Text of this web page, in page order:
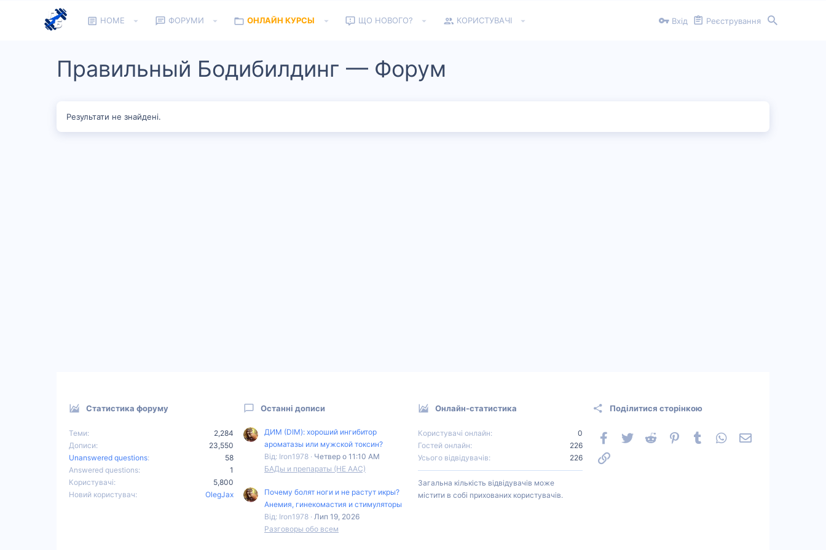
HOME ФОРУМИ ОНЛАЙН КУРСЫ ЩО НОВОГО? КОРИСТУВАЧІ Вхід Реєстрування
Правильный Бодибилдинг — Форум
Результати не знайдені.
Статистика форуму
Теми
2,284
Дописи
23,550
Unanswered questions
58
Answered questions
1
Користувачі
5,800
Новий користувач
OlegJax
Останні дописи
ДИМ (DIM): хороший ингибитор
ароматазы или мужской токсин?
Від: Iron1978
Четвер о 11:10 AM
БАДы и препараты (НЕ ААС)
Почему болят ноги и не растут икры?
Анемия, гинекомастия и стимуляторы
Від: Iron1978 Лип 19, 2026
Разговоры обо всем
Онлайн-статистика
Користувачі онлайн
0
Гостей онлайн
226
Усього відвідувачів
226
Загальна кількість відвідувачів може
містити в собі прихованих користувачів.
Поділитися сторінкою
FacebookTwitter Reddit PinterestTumblr WhatsApp